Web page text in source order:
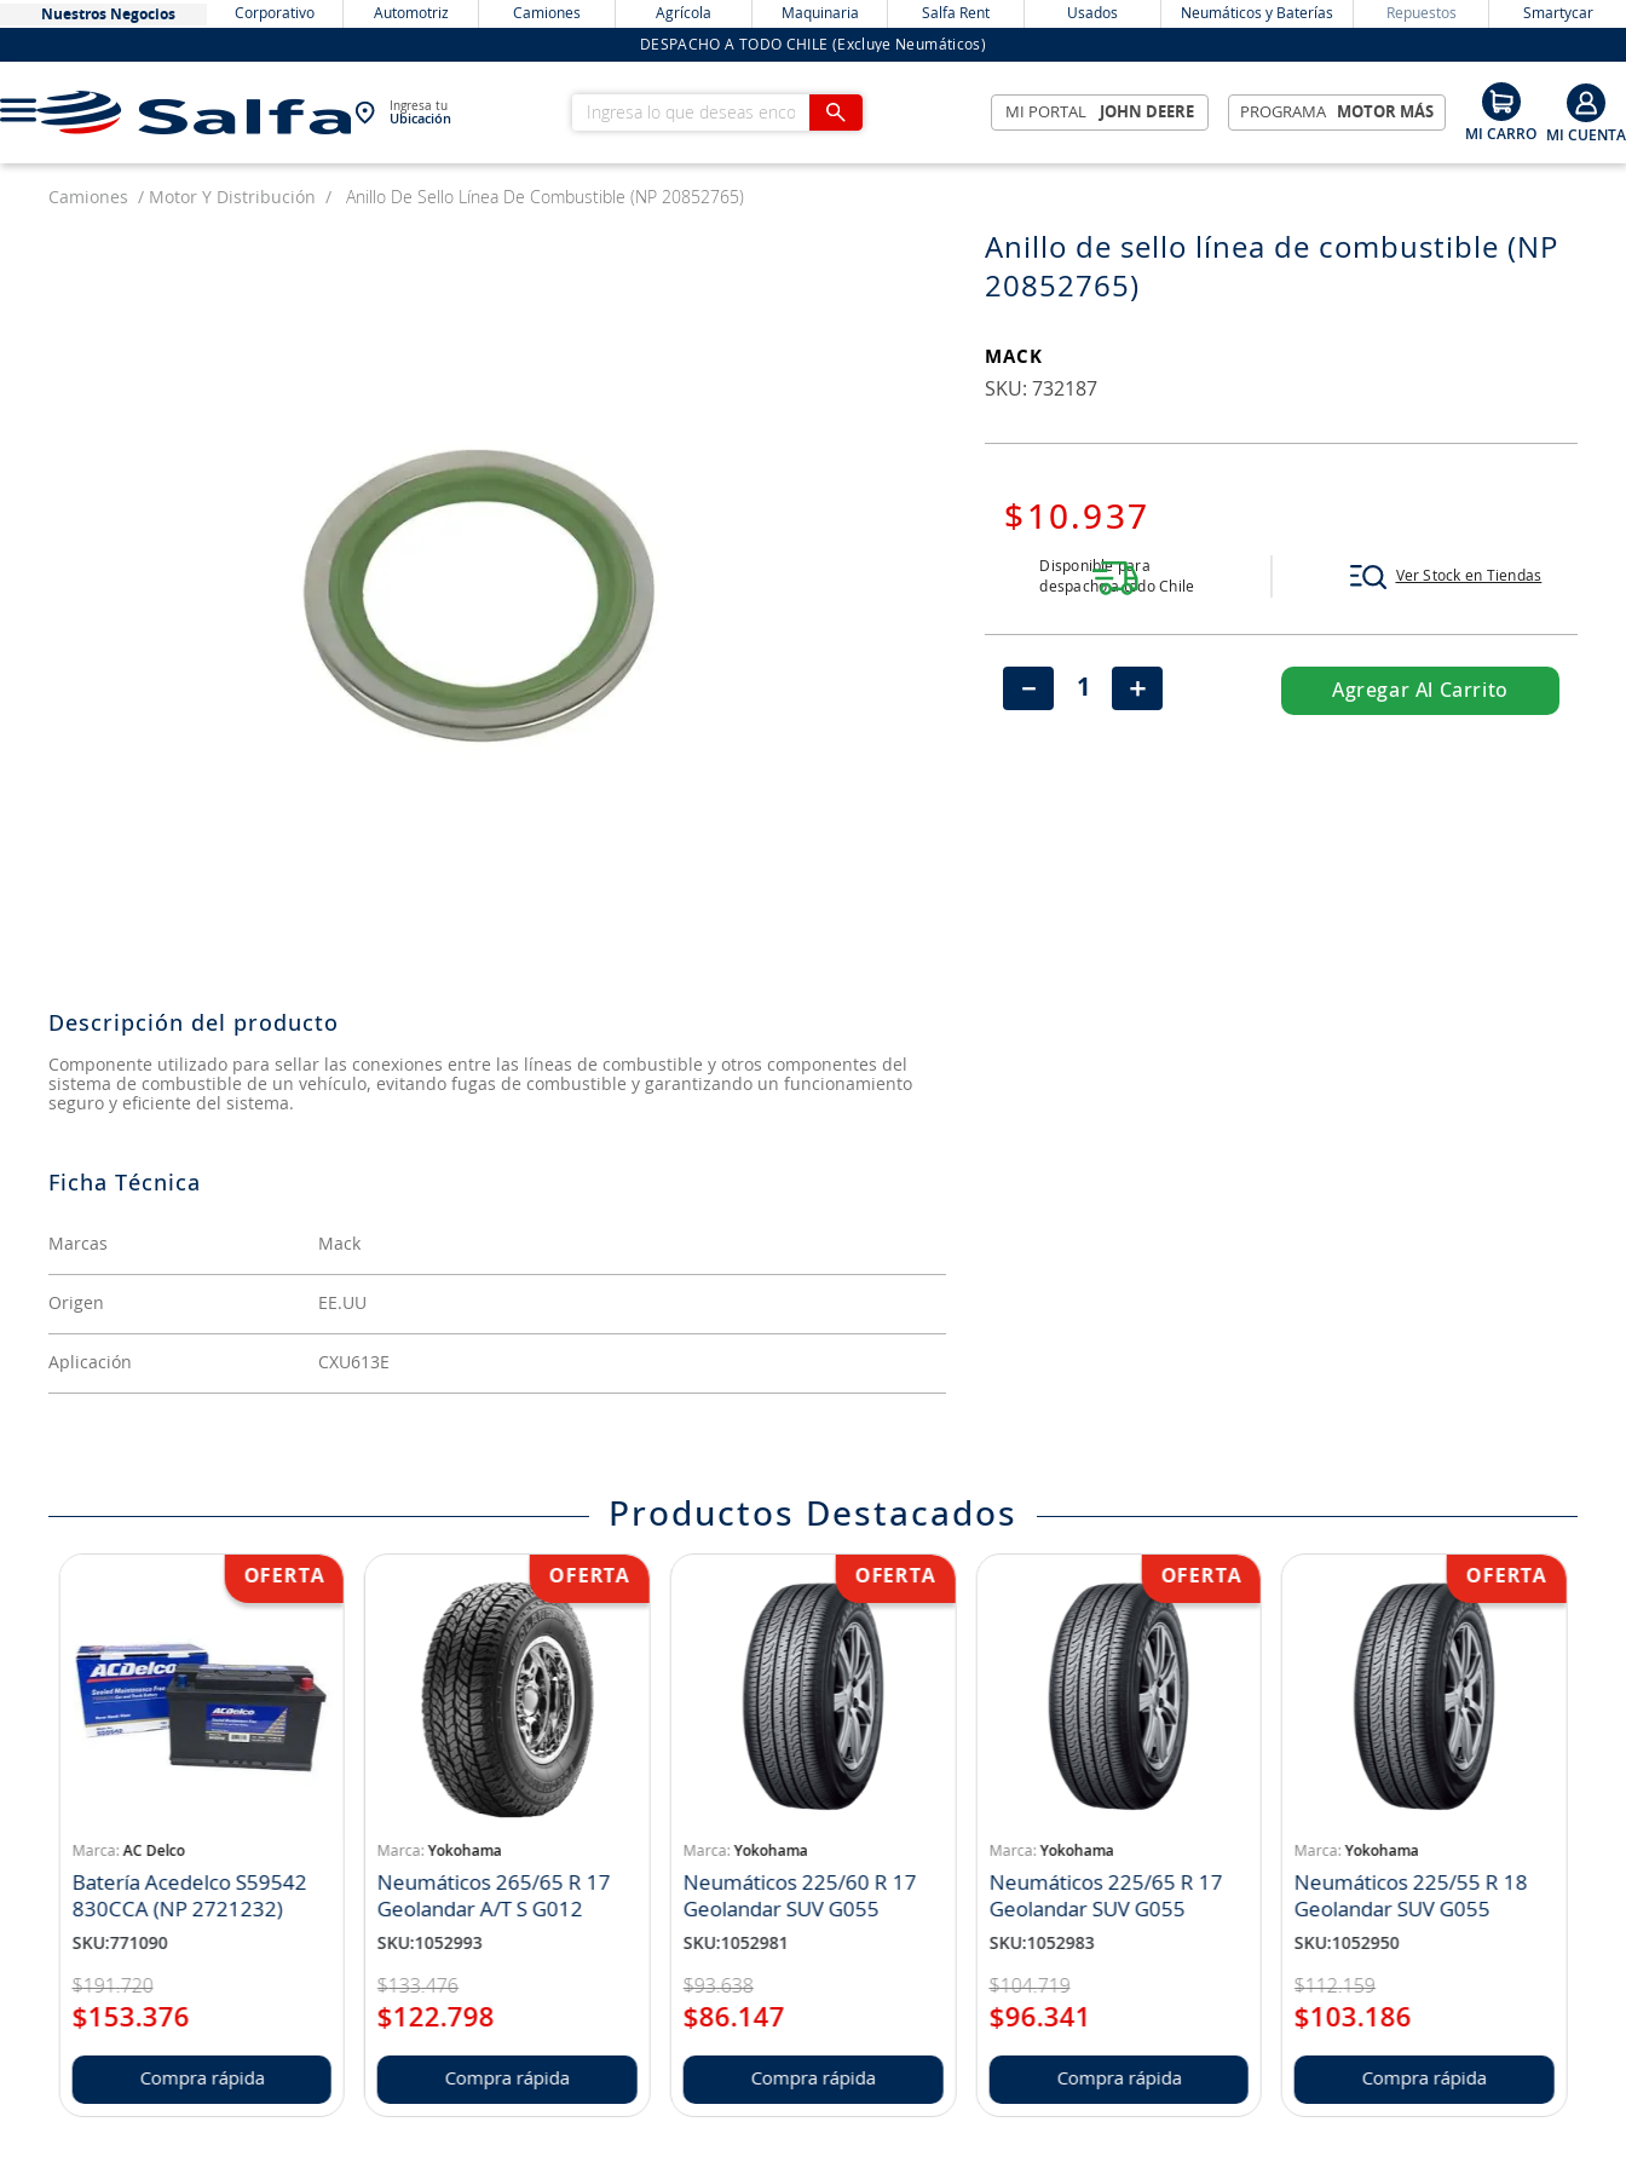
Nuestros Negocios Corporativo Automotriz Camiones Agrícola Maquinaria Salfa Rent Usados Neumáticos y Baterías Repuestos Smartycar
DESPACHO A TODO CHILE (Excluye Neumáticos)
Ingresa tu
Ubicación
Ingresa lo que deseas encontrar MI PORTAL JOHN DEERE PROGRAMA MOTOR MÁS
Camiones Motor Y Distribución Anillo De Sello Línea De Combustible (NP 20852765)
Descripción del producto
Componente utilizado para sellar las conexiones entre las líneas de combustible y otros componentes del
sistema de combustible de un vehículo, evitando fugas de combustible y garantizando un funcionamiento
seguro y eficiente del sistema.
Marcas Mack
Origen EE.UU
Aplicación CXU613E
Anillo de sello línea de combustible (NP
20852765)
MACK
: 732187
$ 10.937
Disponible para
despacho a todo Chile
Ver Stock en Tiendas
＋
－ Agregar Al Carrito
Productos Destacados
AC Delco
Batería Acedelco S59542
830CCA (NP 2721232)
SKU:771090
$191.720
$153.376
Compra rápida
Yokohama
Neumáticos 265/65 R 17
Geolandar A/T S G012
SKU:1052993
$133.476
$122.798
Compra rápida
Yokohama
Neumáticos 225/60 R 17
Geolandar SUV G055
SKU:1052981
$93.638
$86.147
Compra rápida
Yokohama
Neumáticos 225/65 R 17
Geolandar SUV G055
SKU:1052983
$104.719
$96.341
Compra rápida
Yokohama
Neumáticos 225/55 R 18
Geolandar SUV G055
SKU:1052950
$112.159
$103.186
Compra rápida